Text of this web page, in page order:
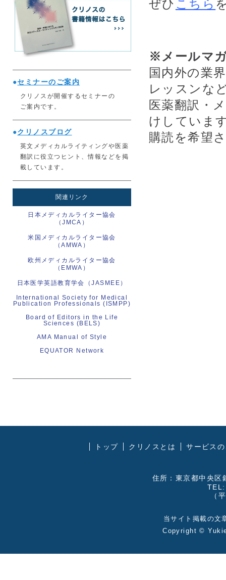
ぜひ こちら
※メールマ
国内外の業
レッスンな
医薬翻訳・
けしていま
購読を希望
●セミナーのご案内
クリノスが開催するセミナーの
ご案内です。
●クリノスブログ
英文メディカルライティングや医薬
翻訳に役立つヒント、情報などを掲
載しています。
関連リンク
日本メディカルライター協会
（JMCA）
米国メディカルライター協会
（AMWA）
欧州メディカルライター協会
（EMWA）
日本医学英語教育学会（JASMEE）
International Society for Medical
Publication Professionals (ISMPP)
Board of Editors in the Life
Sciences (BELS)
AMA Manual of Style
EQUATOR Network
トップ クリノスとは サービス
住所：東京都中央
（
当サイト掲載の文
Copyright ©